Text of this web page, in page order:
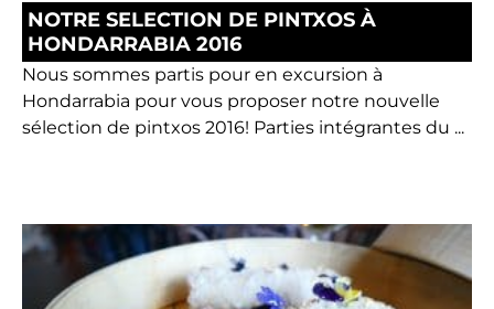
NOTRE SELECTION DE PINTXOS À
HONDARRABIA 2016
Nous sommes partis pour en excursion à
Hondarrabia pour vous proposer notre nouvelle
sélection de pintxos 2016! Parties intégrantes du ...